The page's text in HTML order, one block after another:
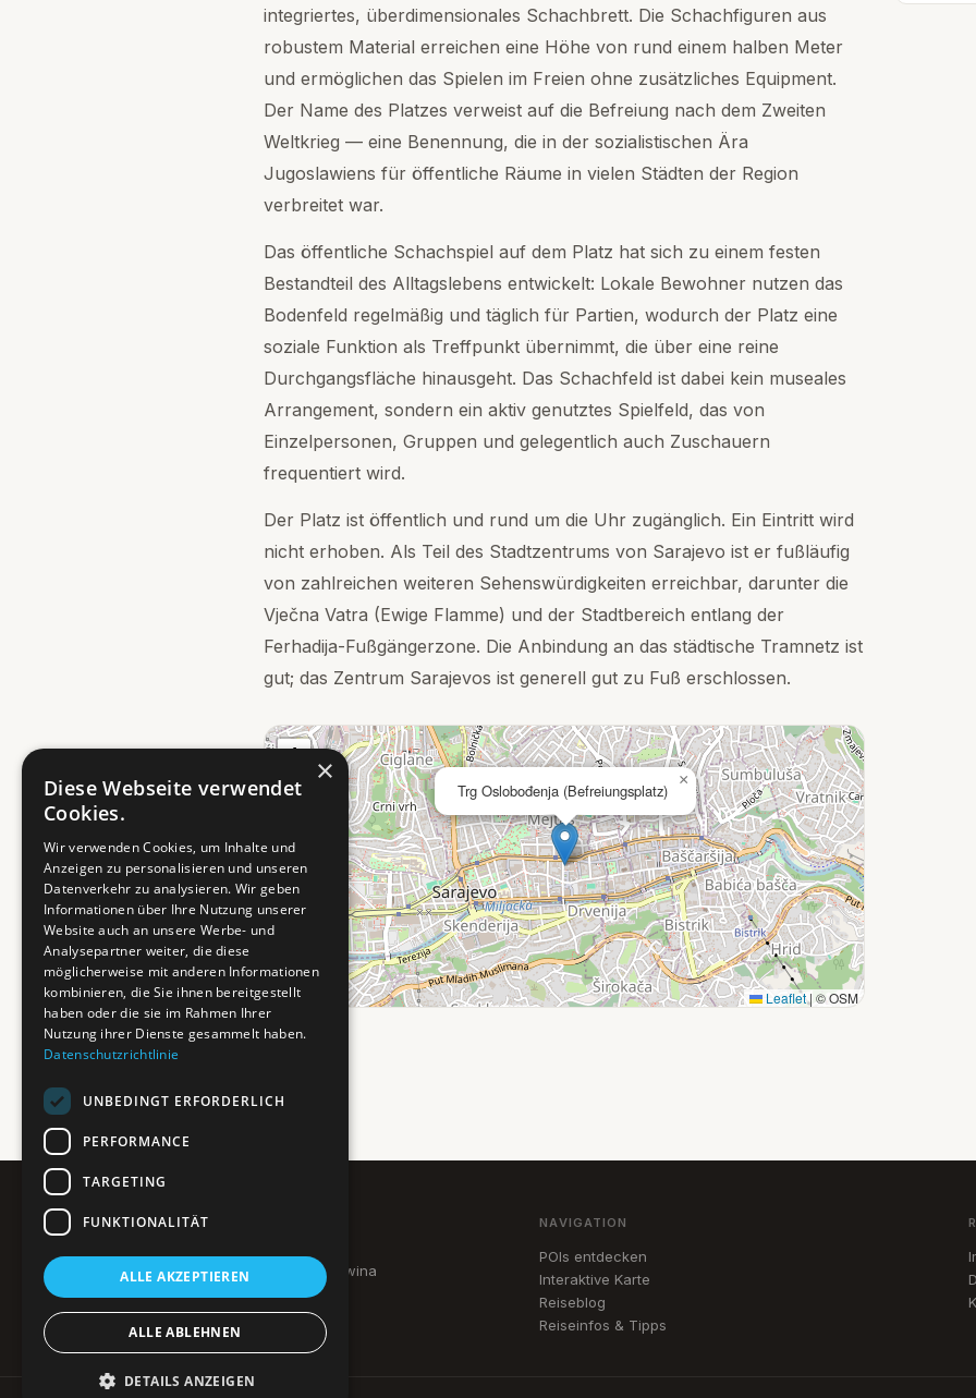
integriertes, überdimensionales Schachbrett. Die Schachfiguren aus
robustem Material erreichen eine Höhe von rund einem halben Meter
und ermöglichen das Spielen im Freien ohne zusätzliches Equipment.
Der Name des Platzes verweist auf die Befreiung nach dem Zweiten
Weltkrieg — eine Benennung, die in der sozialistischen Ära
Jugoslawiens für öffentliche Räume in vielen Städten der Region
verbreitet war.
Das öffentliche Schachspiel auf dem Platz hat sich zu einem festen
Bestandteil des Alltagslebens entwickelt: Lokale Bewohner nutzen das
Bodenfeld regelmäßig und täglich für Partien, wodurch der Platz eine
soziale Funktion als Treffpunkt übernimmt, die über eine reine
Durchgangsfläche hinausgeht. Das Schachfeld ist dabei kein museales
Arrangement, sondern ein aktiv genutztes Spielfeld, das von
Einzelpersonen, Gruppen und gelegentlich auch Zuschauern
frequentiert wird.
Der Platz ist öffentlich und rund um die Uhr zugänglich. Ein Eintritt wird
nicht erhoben. Als Teil des Stadtzentrums von Sarajevo ist er fußläufig
von zahlreichen weiteren Sehenswürdigkeiten erreichbar, darunter die
Vječna Vatra (Ewige Flamme) und der Stadtbereich entlang der
Ferhadija-Fußgängerzone. Die Anbindung an das städtische Tramnetz ist
gut; das Zentrum Sarajevos ist generell gut zu Fuß erschlossen.
Trg Oslobođenja (Befreiungsplatz)
×
+
−
Leaflet | © OSM
Pure BiH
Authentisches Bosnien & Herzegowina
Ein Teil des BTP Reise-Netzwerks.
NAVIGATION
POIs entdecken
Interaktive Karte
Reiseblog
Reiseinfos & Tipps
×
Diese Webseite verwendet
Cookies.
Wir verwenden Cookies, um Inhalte und
Anzeigen zu personalisieren und unseren
Datenverkehr zu analysieren. Wir geben
Informationen über Ihre Nutzung unserer
Website auch an unsere Werbe- und
Analysepartner weiter, die diese
möglicherweise mit anderen Informationen
kombinieren, die Sie ihnen bereitgestellt
haben oder die sie im Rahmen Ihrer
Nutzung ihrer Dienste gesammelt haben.
Datenschutzrichtlinie
UNBEDINGT ERFORDERLICH
PERFORMANCE
TARGETING
FUNKTIONALITÄT
ALLE AKZEPTIEREN
ALLE ABLEHNEN
DETAILS ANZEIGEN